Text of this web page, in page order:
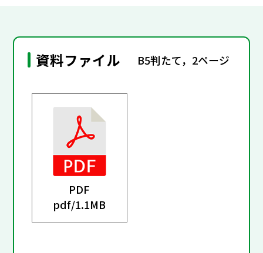
資料ファイル B5判たて，2ページ
PDF
pdf/1.1MB